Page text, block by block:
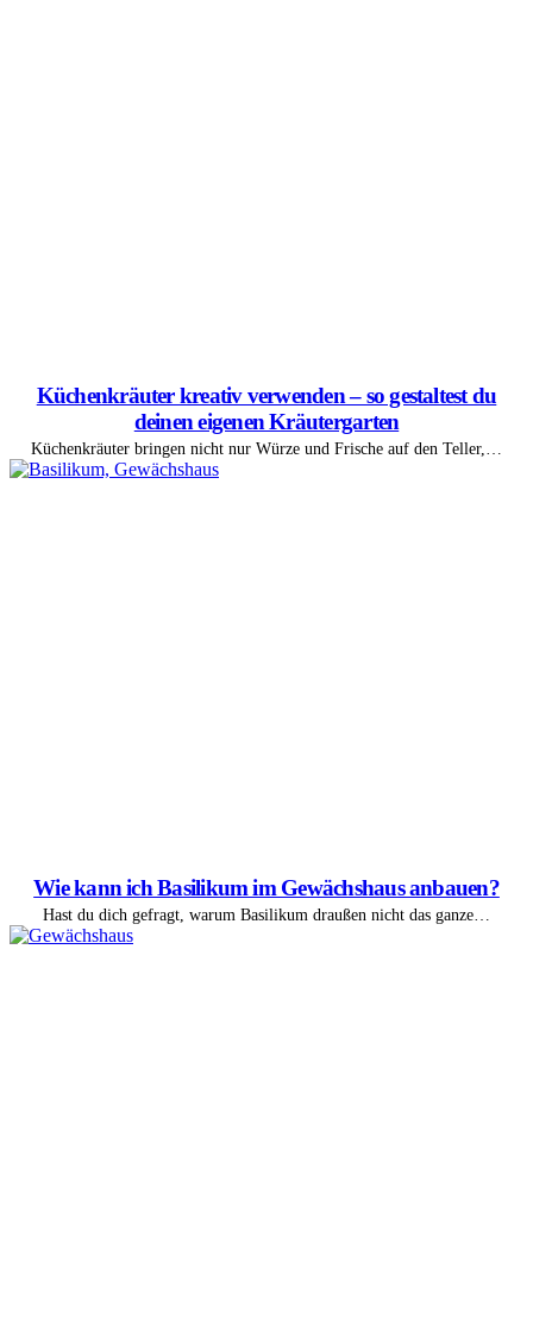
Küchenkräuter kreativ verwenden – so gestaltest du
deinen eigenen Kräutergarten
Küchenkräuter bringen nicht nur Würze und Frische auf den Teller,…
Wie kann ich Basilikum im Gewächshaus anbauen?
Hast du dich gefragt, warum Basilikum draußen nicht das ganze…